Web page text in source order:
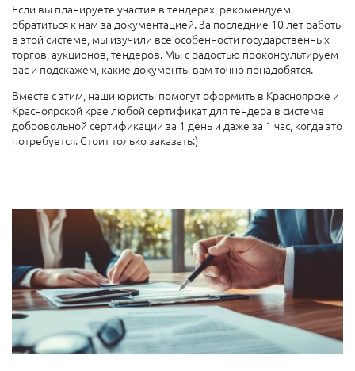
Если вы планируете участие в тендерах, рекомендуем
обратиться к нам за документацией. За последние 10 лет работы
в этой системе, мы изучили все особенности государственных
торгов, аукционов, тендеров. Мы с радостью проконсультируем
вас и подскажем, какие документы вам точно понадобятся.
Вместе с этим, наши юристы помогут оформить в Красноярске и
Красноярской крае любой сертификат для тендера в системе
добровольной сертификации за 1 день и даже за 1 час, когда это
потребуется. Стоит только заказать:)